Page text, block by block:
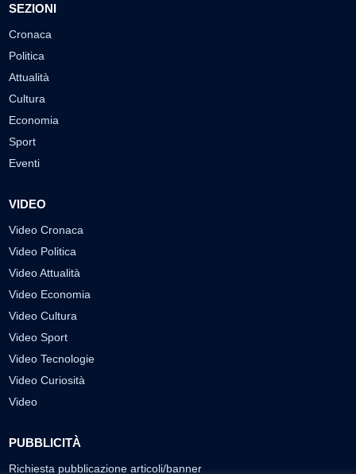
SEZIONI
Cronaca
Politica
Attualità
Cultura
Economia
Sport
Eventi
VIDEO
Video Cronaca
Video Politica
Video Attualità
Video Economia
Video Cultura
Video Sport
Video Tecnologie
Video Curiosità
Video
PUBBLICITÀ
Richiesta pubblicazione articoli/banner